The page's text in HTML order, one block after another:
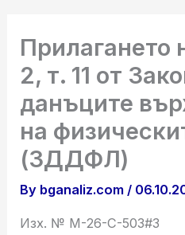
Прилагането
2, т. 11 от
данъците
на
(ЗДДФЛ)
By bganaliz.com /
Изх. № М-26-С-503#3